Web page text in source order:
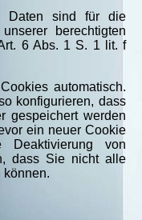
Daten sind für die
berechtigten
6 Abs. 1 S. 1 lit. f
automatisch.
konfigurieren, dass
gespeichert werden
ein neuer Cookie
Deaktivierung von
dass Sie nicht alle
können.